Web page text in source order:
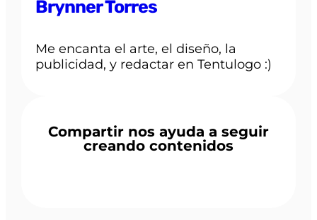
Brynner Torres
Me encanta el arte, el diseño, la
publicidad, y redactar en Tentulogo :)
Compartir nos ayuda a seguir
creando contenidos